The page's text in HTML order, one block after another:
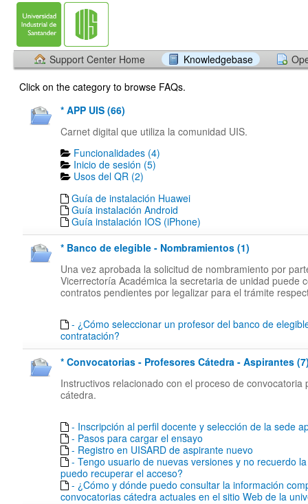
Support Center Home Knowledgebase
Click on the category to browse FAQs.
* APP UIS (66)
Carnet digital que utiliza la comunidad UIS.
Funcionalidades (4)
Inicio de sesión (5)
Usos del QR (2)
Guía de instalación Huawei
Guía instalación Android
Guía instalación IOS (iPhone)
* Banco de elegible - Nombramientos (1)
Una vez aprobada la solicitud de nombramiento por
Vicerrectoría Académica la secretaria de unidad puede
contratos pendientes por legalizar para el trámite
- ¿Cómo seleccionar un profesor del banco de
contratación?
* Convocatorias - Profesores Cátedra - Aspirantes
Instructivos relacionado con el proceso de convocatoria
cátedra.
- Inscripción al perfil docente y selección de la sede
- Pasos para cargar el ensayo
- Registro en UISARD de aspirante nuevo
- Tengo usuario de nuevas versiones y no recuerdo
puedo recuperar el acceso?
- ¿Cómo y dónde puedo consultar la información
convocatorias cátedra actuales en el sitio Web de la